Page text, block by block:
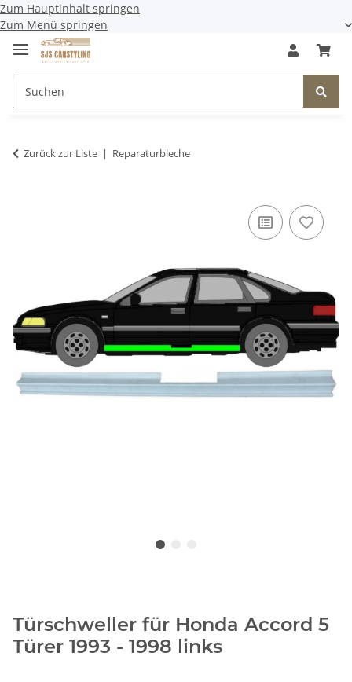
Zum Hauptinhalt springen
Zum Menü springen
Zurück zur Liste Reparaturbleche
Türschweller für Honda Accord 5
Türer 1993 - 1998 links